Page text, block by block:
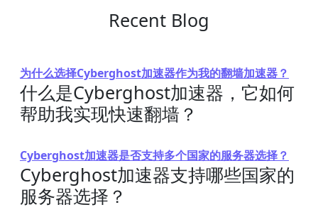
Recent Blog
为什么选择Cyberghost加速器作为我的翻墙加速器？
什么是Cyberghost加速器，它如何
帮助我实现快速翻墙？
Cyberghost加速器是否支持多个国家的服务器选择？
Cyberghost加速器支持哪些国家的
服务器选择？